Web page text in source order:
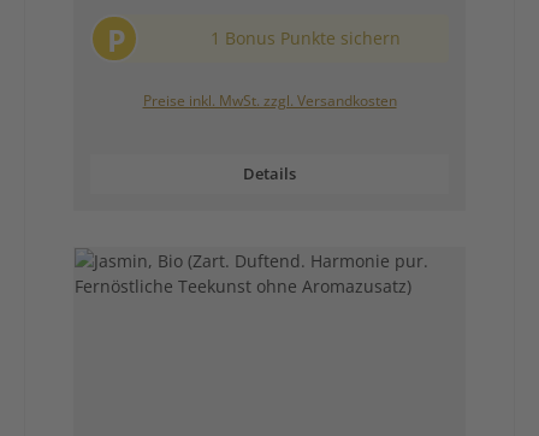
P 1 Bonus Punkte sichern
Preise inkl. MwSt. zzgl. Versandkosten
Details